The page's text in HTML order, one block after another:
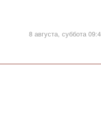
8 августа, суббота